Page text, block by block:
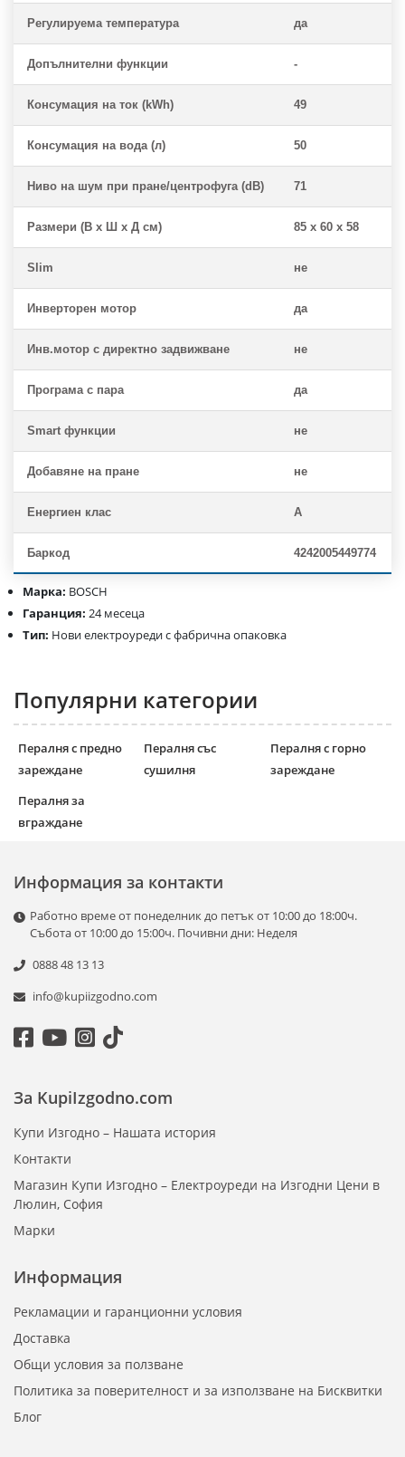
Регулируема температура да
Допълнителни функции -
Консумация на ток (kWh) 49
Консумация на вода (л) 50
Ниво на шум при пране/центрофуга (dB) 71
Размери (В x Ш x Д см) 85 x 60 x 58
Slim не
Инверторен мотор да
Инв.мотор с директно задвижване не
Програма с пара да
Smart функции не
Добавяне на пране не
Енергиен клас A
Баркод 4242005449774
Марка: BOSCH
Гаранция: 24 месеца
Тип: Нови електроуреди с фабрична опаковка
Популярни категории
Пералня с предно
зареждане
Пералня със
сушилня
Пералня с горно
зареждане
Пералня за
вграждане
Информация за контакти
Работно време от понеделник до петък от 10:00 до 18:00ч.
Събота от 10:00 до 15:00ч. Почивни дни: Неделя
0888 48 13 13
info@kupiizgodno.com
Информация
Рекламации и гаранционни условия
Доставка
Общи условия за ползване
Политика за поверителност и за използване на Бисквитки
Блог
За KupiIzgodno.com
Купи Изгодно – Нашата история
Контакти
Магазин Купи Изгодно – Електроуреди на Изгодни Цени в
Люлин, София
Марки